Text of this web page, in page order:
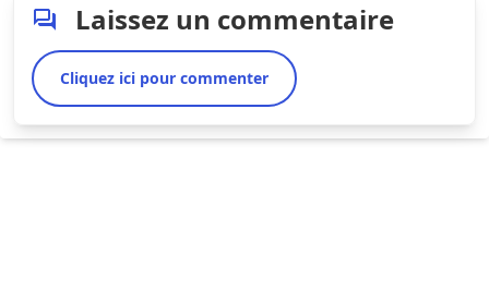
Laissez un commentaire
Cliquez ici pour commenter